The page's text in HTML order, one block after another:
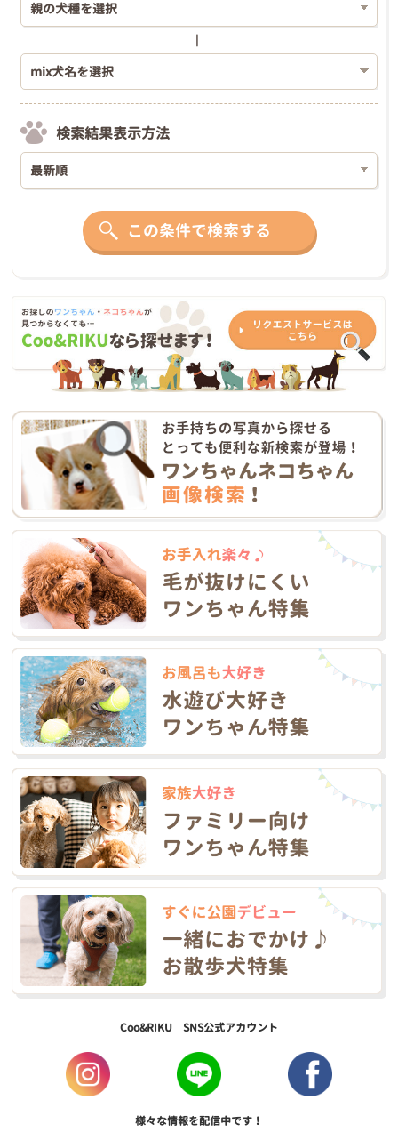
検索結果表示方法
この条件で検索する
Coo&RIKU SNS公式アカウント
様々な情報を配信中です！